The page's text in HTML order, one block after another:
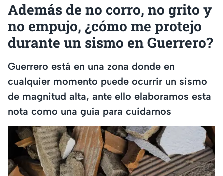
Además de no corro, no grito y
no empujo, ¿cómo me protejo
durante un sismo en Guerrero?
Guerrero está en una zona donde en
cualquier momento puede ocurrir un sismo
de magnitud alta, ante ello elaboramos esta
nota como una guía para cuidarnos